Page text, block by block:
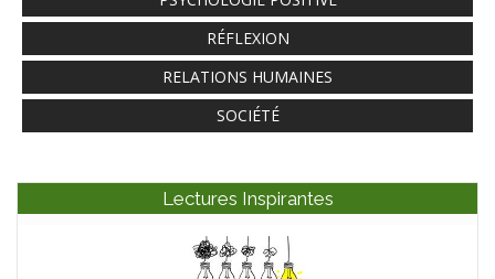
RÉFLEXION
RELATIONS HUMAINES
SOCIÉTÉ
Lectures Inspirantes